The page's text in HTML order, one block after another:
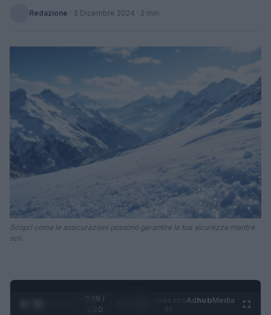
Redazione · 3 Dicembre 2024 · 2 min
Scopri come le assicurazioni possono garantire la tua sicurezza mentre
scii.
0:29 /
1:20
AdhubMedia